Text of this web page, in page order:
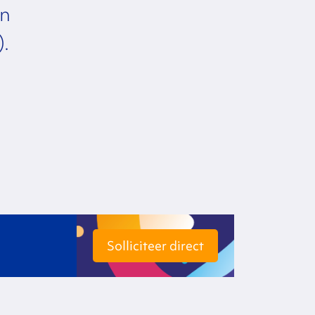
Solliciteer direct